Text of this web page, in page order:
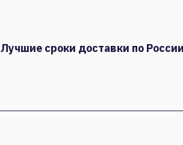
Лучшие сроки доставки по